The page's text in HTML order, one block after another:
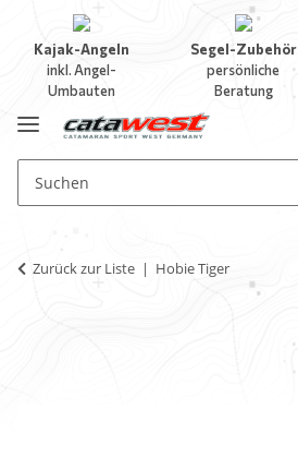
Kajak-Angeln
inkl. Angel-
Umbauten
Segel-Zubehör
persönliche
Beratung
Zurück zur Liste Hobie Tiger